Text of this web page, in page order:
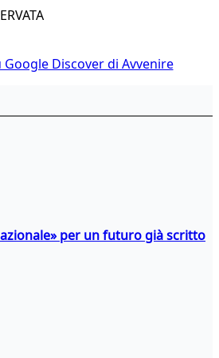
Google Discover di Avvenire
per un futuro già scritto